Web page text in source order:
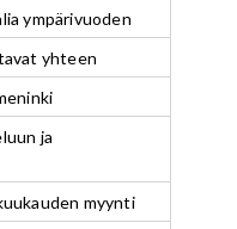
ympärivuoden
yhteen
ja
myynti